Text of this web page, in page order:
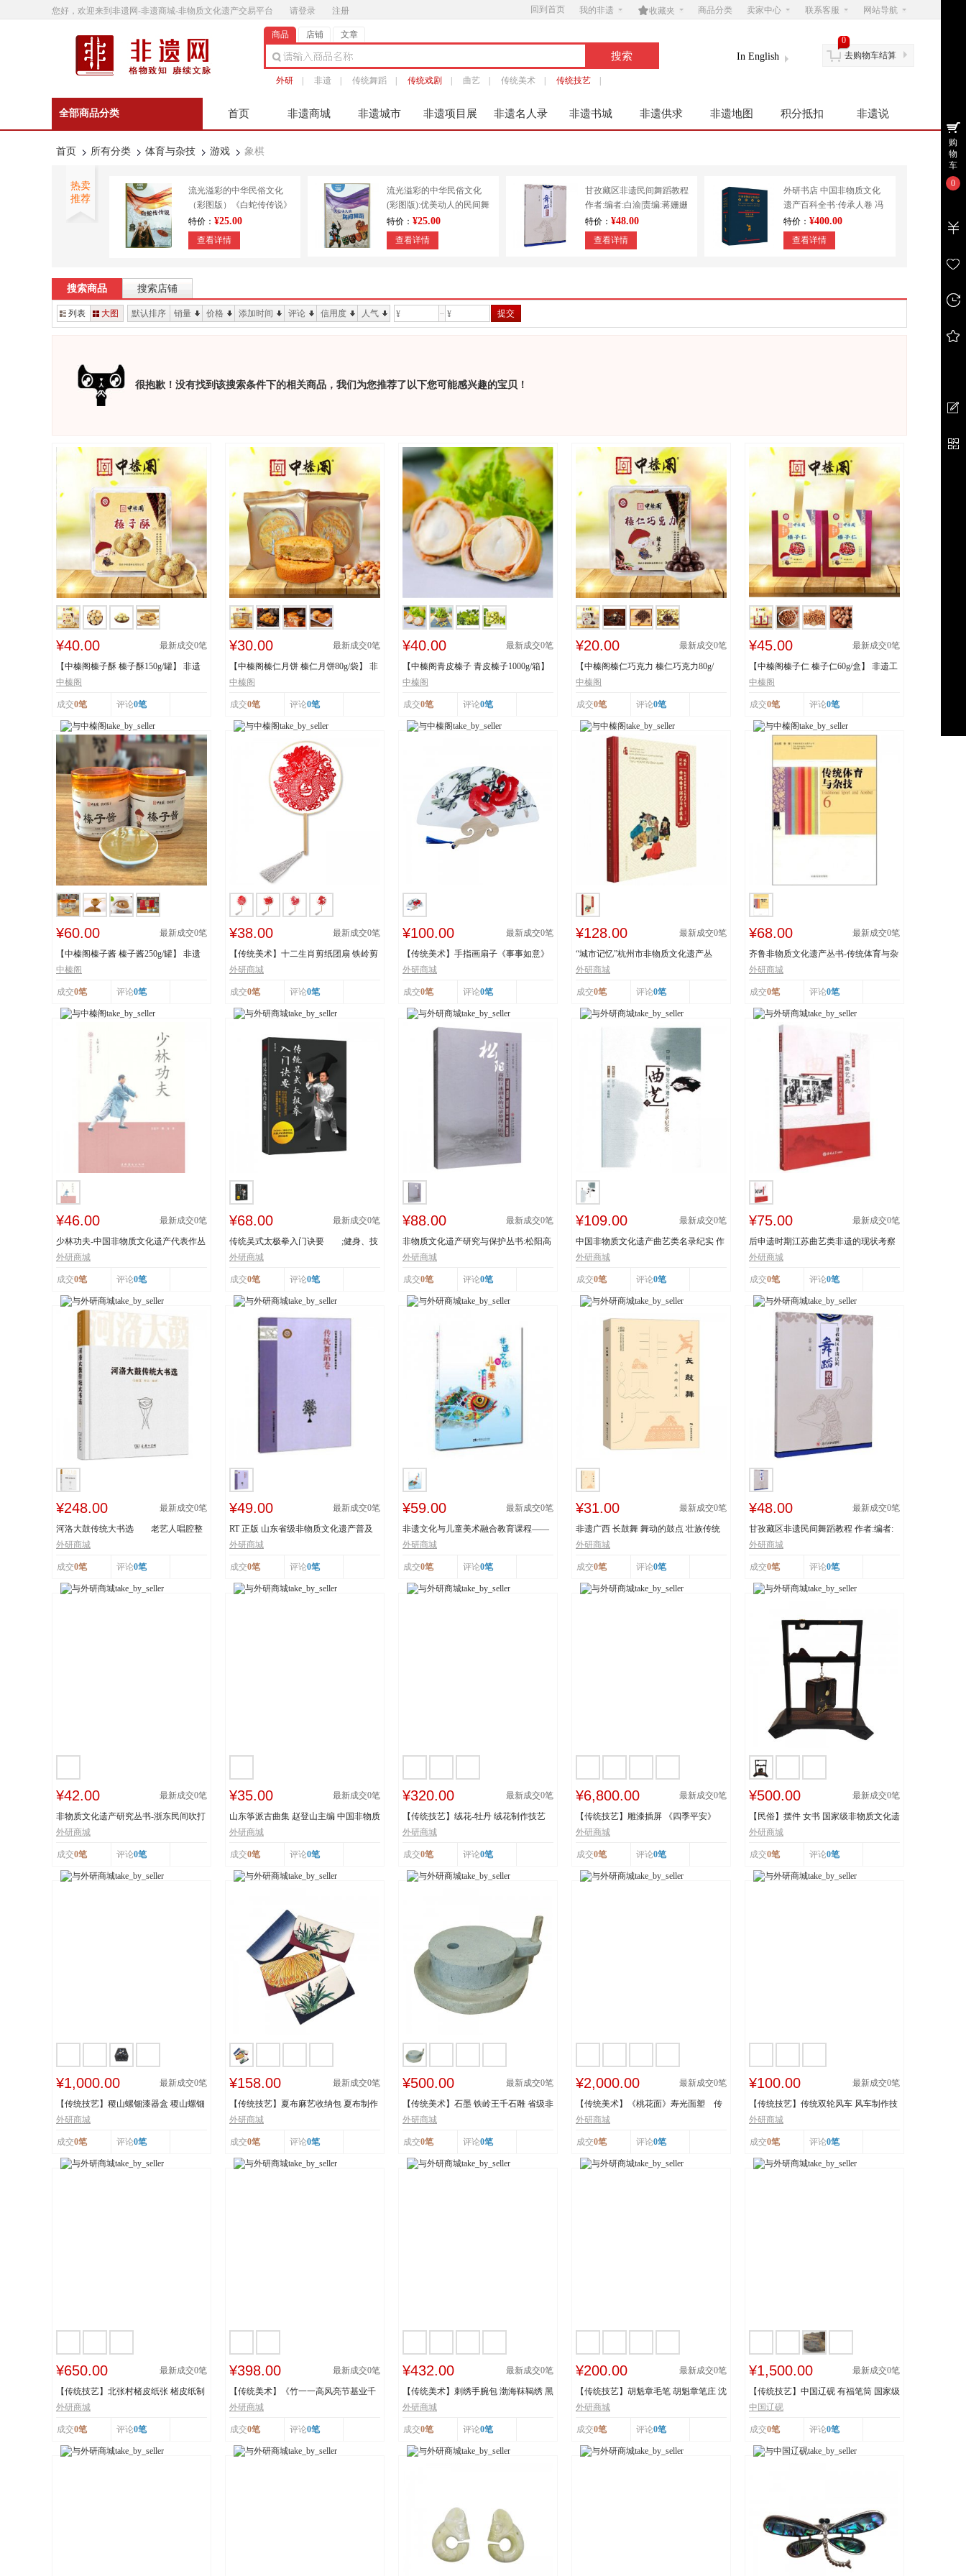
您好，欢迎来到非遗网-非遗商城-非物质文化遗产交易平台 请登录 注册 回到首页 我的非遗 󰄓收藏夹 商品分类 卖家中心 联系客服 网站导航
商品 店铺 文章
外研 非遗 传统舞蹈 传统戏剧 曲艺 传统美术 传统技艺
In English 去购物车结算
0
全部商品分类 首页 非遗商城 非遗城市 非遗项目展 非遗名人录 非遗书城 非遗供求 非遗地图 积分抵扣 非遗说
非遗微影
首页 所有分类 体育与杂技 游戏 象棋
热卖
推荐
流光溢彩的中华民俗文化
（彩图版）《白蛇传传说》
9787553450643
特价： ¥25.00
查看详情
流光溢彩的中华民俗文化
(彩图版):优美动人的民间舞
蹈 9787553451213
特价： ¥25.00
查看详情
甘孜藏区非遗民间舞蹈教程
作者:编者:白渝|责编:蒋姗姗
出版社:四川大学
特价： ¥48.00
查看详情
外研书店 中国非物质文化
遗产百科全书·传承人卷 冯
骥才 民间文学 其他
特价： ¥400.00
查看详情
特价：¥610.00
查看详情
搜索商品 搜索店铺
列表 大图 默认排序 销量 价格 添加时间 评论 信用度 人气 ¥ ¥ 提交
很抱歉！没有找到该搜索条件下的相关商品，我们为您推荐了以下您可能感兴趣的宝贝！
¥40.00 最新成交0笔
【中榛阁榛子酥 榛子酥150g/罐】 非遗
工艺 榛香浓...
中榛阁
成交0笔 评论0笔
¥30.00 最新成交0笔
【中榛阁榛仁月饼 榛仁月饼80g/袋】 非
遗工艺 榛香...
中榛阁
成交0笔 评论0笔
¥40.00 最新成交0笔
【中榛阁青皮榛子 青皮榛子1000g/箱】
非遗工艺 清...
中榛阁
成交0笔 评论0笔
¥20.00 最新成交0笔
【中榛阁榛仁巧克力 榛仁巧克力80g/
罐】 非遗工艺 ...
中榛阁
成交0笔 评论0笔
¥45.00 最新成交0笔
【中榛阁榛子仁 榛子仁60g/盒】 非遗工
艺 榛香浓郁
中榛阁
成交0笔 评论0笔
¥60.00 最新成交0笔
【中榛阁榛子酱 榛子酱250g/罐】 非遗
工艺 榛香浓...
中榛阁
成交0笔 评论0笔
¥38.00 最新成交0笔
【传统美术】十二生肖剪纸团扇 铁岭剪
纸 市级非物...
外研商城
成交0笔 评论0笔
¥100.00 最新成交0笔
【传统美术】手指画扇子《事事如意》
辽宁省级非物...
外研商城
成交0笔 评论0笔
¥128.00 最新成交0笔
“城市记忆”杭州市非物质文化遗产丛
书：传统体育游艺...
外研商城
成交0笔 评论0笔
¥68.00 最新成交0笔
齐鲁非物质文化遗产丛书-传统体育与杂
技 王丕琢 山...
外研商城
成交0笔 评论0笔
¥46.00 最新成交0笔
少林功夫-中国非物质文化遗产代表作丛
书
外研商城
成交0笔 评论0笔
¥68.00 最新成交0笔
传统吴式太极拳入门诀要 ;健身、技
击、穴位、意...
外研商城
成交0笔 评论0笔
¥88.00 最新成交0笔
非物质文化遗产研究与保护丛书:松阳高
腔口述剧本的...
外研商城
成交0笔 评论0笔
¥109.00 最新成交0笔
中国非物质文化遗产曲艺类名录纪实 作
者:姜昆,董耀...
外研商城
成交0笔 评论0笔
¥75.00 最新成交0笔
后申遗时期江苏曲艺类非遗的现状考察
与活态传承 978...
外研商城
成交0笔 评论0笔
¥248.00 最新成交0笔
河洛大鼓传统大书选 老艺人唱腔整
理 采撷民间...
外研商城
成交0笔 评论0笔
¥49.00 最新成交0笔
RT 正版 山东省级非物质文化遗产普及
读本:下:传统舞...
外研商城
成交0笔 评论0笔
¥59.00 最新成交0笔
非遗文化与儿童美术融合教育课程——
以深圳鱼灯舞为...
外研商城
成交0笔 评论0笔
¥31.00 最新成交0笔
非遗广西 长鼓舞 舞动的鼓点 壮族传统
舞蹈瑶族舞蹈...
外研商城
成交0笔 评论0笔
¥48.00 最新成交0笔
甘孜藏区非遗民间舞蹈教程 作者:编者:
白渝|责编:蒋...
外研商城
成交0笔 评论0笔
¥42.00 最新成交0笔
非物质文化遗产研究丛书-浙东民间吹打
乐研究 作...
外研商城
成交0笔 评论0笔
¥35.00 最新成交0笔
山东筝派古曲集 赵登山主编 中国非物质
文化遗产 上...
外研商城
成交0笔 评论0笔
¥320.00 最新成交0笔
【传统技艺】绒花-牡丹 绒花制作技艺
市级非物质...
外研商城
成交0笔 评论0笔
¥6,800.00 最新成交0笔
【传统技艺】雕漆插屏 《四季平安》
《繁花似锦》 ...
外研商城
成交0笔 评论0笔
¥500.00 最新成交0笔
【民俗】摆件 女书 国家级非物质文化遗
产 湖南...
外研商城
成交0笔 评论0笔
¥1,000.00 最新成交0笔
【传统技艺】稷山螺钿漆器盒 稷山螺钿
漆器髹饰技...
外研商城
成交0笔 评论0笔
¥158.00 最新成交0笔
【传统技艺】夏布麻艺收纳包 夏布制作
技艺 国家级...
外研商城
成交0笔 评论0笔
¥500.00 最新成交0笔
【传统美术】石墨 铁岭王千石雕 省级非
物质文化遗...
外研商城
成交0笔 评论0笔
¥2,000.00 最新成交0笔
【传统美术】《桃花面》寿光面塑 传
承人：王建美 市...
外研商城
成交0笔 评论0笔
¥100.00 最新成交0笔
【传统技艺】传统双轮风车 风车制作技
艺 传承人：刘...
外研商城
成交0笔 评论0笔
¥650.00 最新成交0笔
【传统技艺】北张村楮皮纸张 楮皮纸制
作技艺 国...
外研商城
成交0笔 评论0笔
¥398.00 最新成交0笔
【传统美术】《竹一一高风亮节基业千
秋》 福禄亿家...
外研商城
成交0笔 评论0笔
¥432.00 最新成交0笔
【传统美术】刺绣手腕包 渤海靺鞨绣 黑
龙江省牡丹...
外研商城
成交0笔 评论0笔
¥200.00 最新成交0笔
【传统技艺】胡魁章毛笔 胡魁章笔庄 沈
阳胡魁章制...
外研商城
成交0笔 评论0笔
¥1,500.00 最新成交0笔
【传统技艺】中国辽砚 有福笔筒 国家级
非物质文化遗...
中国辽砚
成交0笔 评论0笔
购
物
车
0